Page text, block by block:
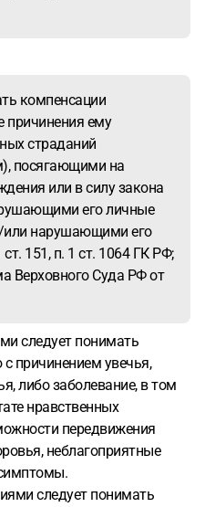
компенсации
причинения ему
страданий
посягающими на
или в силу закона
его личные
или нарушающими его
151, п. 1 ст. 1064 ГК РФ;
Верховного Суда РФ от
следует понимать
причинением увечья,
либо заболевание, в том
нравственных
передвижения
неблагоприятные
следует понимать